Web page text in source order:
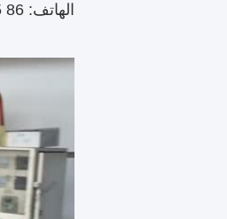
الهاتف: 86 15324842635